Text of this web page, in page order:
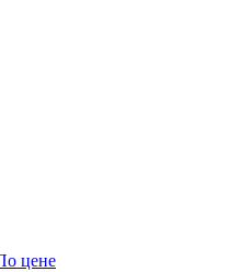
цене